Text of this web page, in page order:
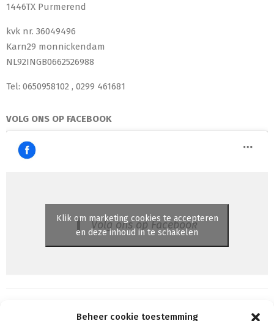
Beheer cookie toestemming
1446TX Purmerend
kvk nr. 36049496
Karn29 monnickendam
NL92INGB0662526988
Tel: 0650958102 , 0299 461681
VOLG ONS OP FACEBOOK
Volg ons op Facebook
Klik om marketing cookies te accepteren
en deze inhoud in te schakelen